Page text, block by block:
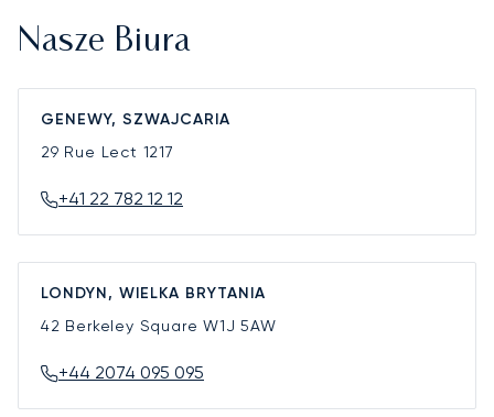
Nasze Biura
GENEWY, SZWAJCARIA
29 Rue Lect 1217
+41 22 782 12 12
LONDYN, WIELKA BRYTANIA
42 Berkeley SquareW1J 5AW
+44 2074 095 095